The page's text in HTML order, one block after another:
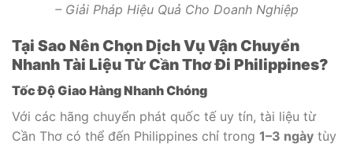
– Giải Pháp Hiệu Quả Cho Doanh Nghiệp
Tại Sao Nên Chọn Dịch Vụ Vận Chuyển
Nhanh Tài Liệu Từ Cần Thơ Đi Philippines?
Tốc Độ Giao Hàng Nhanh Chóng
Với các hãng chuyển phát quốc tế uy tín, tài liệu từ
Cần Thơ có thể đến Philippines chỉ trong 1–3 ngày tùy